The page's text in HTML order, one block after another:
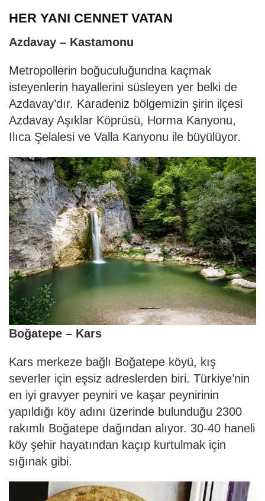
HER YANI CENNET VATAN
Azdavay – Kastamonu
Metropollerin boğuculuğundna kaçmak
isteyenlerin hayallerini süsleyen yer belki de
Azdavay’dır. Karadeniz bölgemizin şirin ilçesi
Azdavay Aşıklar Köprüsü, Horma Kanyonu,
Ilıca Şelalesi ve Valla Kanyonu ile büyülüyor.
Boğatepe – Kars
Kars merkeze bağlı Boğatepe köyü, kış
severler için eşsiz adreslerden biri. Türkiye’nin
en iyi gravyer peyniri ve kaşar peynirinin
yapıldığı köy adını üzerinde bulunduğu 2300
rakımlı Boğatepe dağından alıyor. 30-40 haneli
köy şehir hayatından kaçıp kurtulmak için
sığınak gibi.